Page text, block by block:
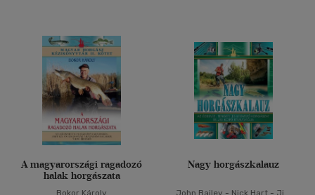
A magyarországi ragadozó
halak horgászata
Bokor Károly
Nagy horgászkalauz
John Bailey - Nick Hart- Jim